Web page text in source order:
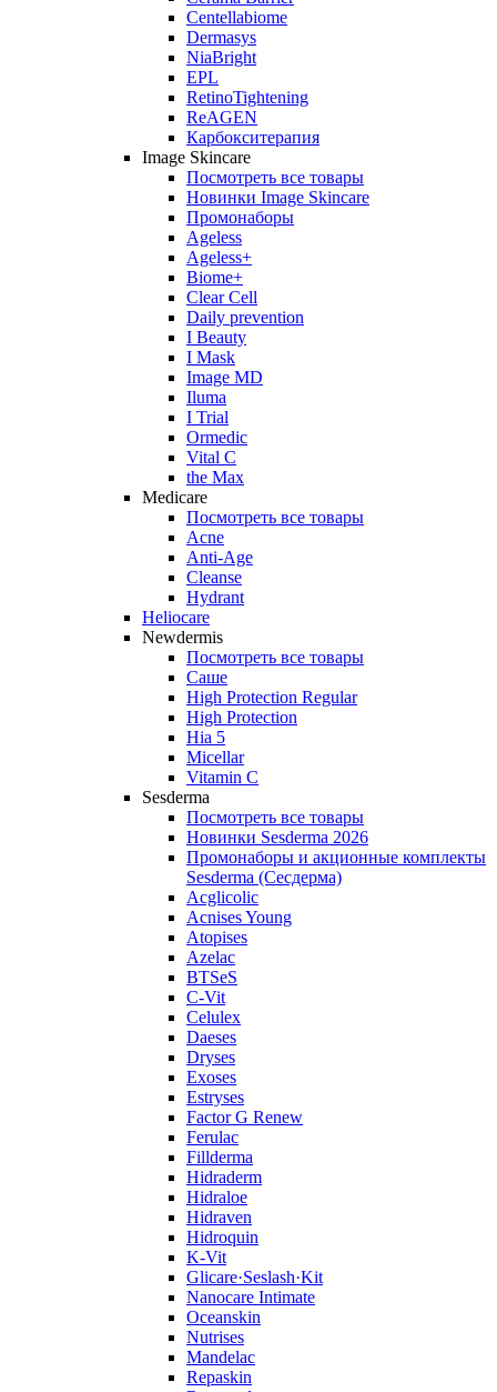
Centellabiome
Dermasys
NiaBright
EPL
RetinoTightening
ReAGEN
Карбокситерапия
Image Skincare
Посмотреть все товары
Новинки Image Skincare
Промонаборы
Ageless
Ageless+
Biome+
Clear Cell
Daily prevention
I Beauty
I Mask
Image MD
Iluma
I Trial
Ormedic
Vital C
the Max
Medicare
Посмотреть все товары
Acne
Anti‑Age
Cleanse
Hydrant
Heliocare
Newdermis
Посмотреть все товары
Саше
High Protection Regular
High Protection
Hia 5
Micellar
Vitamin C
Sesderma
Посмотреть все товары
Новинки Sesderma 2026
Промонаборы и акционные комплекты
Sesderma (Сесдерма)
Acglicolic
Acnises Young
Atopises
Azelac
BTSeS
C‑Vit
Celulex
Daeses
Dryses
Exoses
Estryses
Factor G Renew
Ferulac
Fillderma
Hidraderm
Hidraloe
Hidraven
Hidroquin
K-Vit
Glicare·Seslash·Kit
Nanocare Intimate
Oceanskin
Nutrises
Mandelac
Repaskin